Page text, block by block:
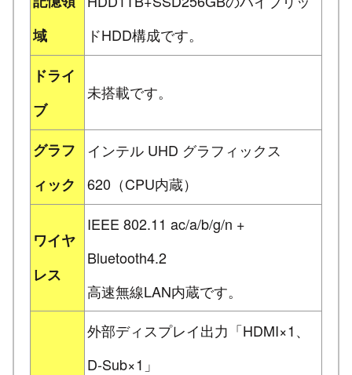
域
ドHDD構成です。
ドライ
ブ
未搭載です。
グラフ
ィック
インテル UHD グラフィックス
620（CPU内蔵）
ワイヤ
レス
IEEE 802.11 ac/a/b/g/n +
Bluetooth4.2
高速無線LAN内蔵です。
外部ディスプレイ出力「HDMI×1、
D-Sub×1」